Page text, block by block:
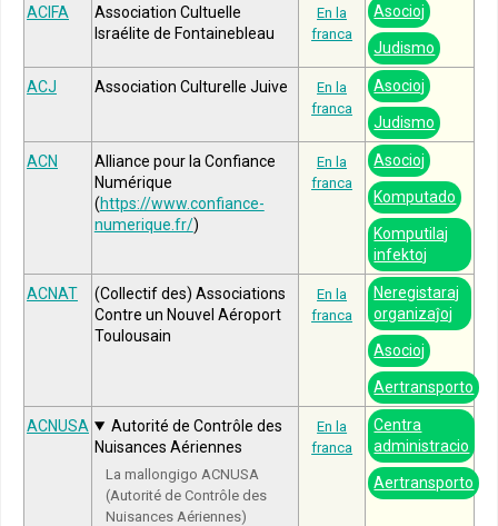
ACIFA
Association Cultuelle
Israélite de Fontainebleau
En la
franca
Asocioj
Judismo
ACJ Association Culturelle Juive
En la
franca
Asocioj
Judismo
ACN
Alliance pour la Confiance
Numérique
(https://www.confiance-
numerique.fr/)
En la
franca
Asocioj
Komputado
Komputilaj
infektoj
ACNAT
(Collectif des) Associations
Contre un Nouvel Aéroport
Toulousain
En la
franca
Neregistaraj
organizaĵoj
Asocioj
Aertransporto
ACNUSA
Autorité de Contrôle des
Nuisances Aériennes
La mallongigo ACNUSA
(Autorité de Contrôle des
Nuisances Aériennes)
En la
franca
Centra
administracio
Aertransporto